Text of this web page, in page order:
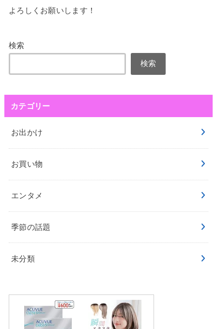
よろしくお願いします！
検索
検索
カテゴリー
お出かけ
お買い物
エンタメ
季節の話題
未分類